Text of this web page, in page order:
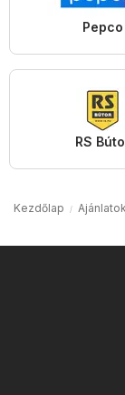
Pepco
RS
Kezdőlap